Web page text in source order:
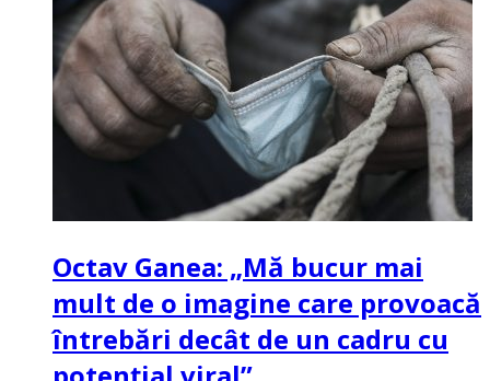
Octav Ganea: „Mă bucur mai
mult de o imagine care provoacă
întrebări decât de un cadru cu